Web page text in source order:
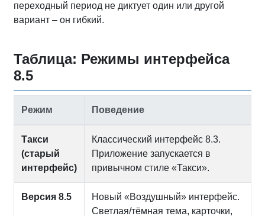
переходный период не диктует один или другой
вариант – он гибкий.
Таблица: Режимы интерфейса
8.5
Режим Поведение
Такси
(старый
интерфейс)
Классический интерфейс 8.3.
Приложение запускается в
привычном стиле «Такси».
Версия 8.5
Новый «Воздушный» интерфейс.
Светлая/тёмная тема, карточки,